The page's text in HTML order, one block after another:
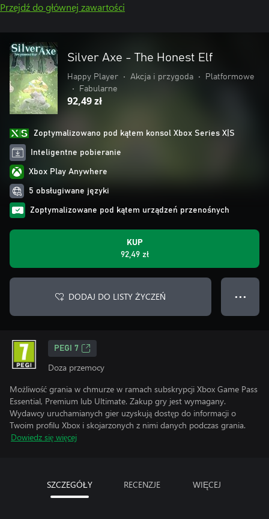
Przejdź do głównej zawartości
Silver Axe - The Honest Elf
Happy Player • Akcja i przygoda •
Platformowe
•
Fabularne
92,49 zł
Zoptymalizowano pod kątem konsol Xbox Series X|S
Inteligentne pobieranie
Xbox Play Anywhere
5 obsługiwane języki
Zoptymalizowane pod kątem urządzeń przenośnych
KUP
92,49 zł
DODAJ DO LISTY ŻYCZEŃ ● ● ●
PEGI 7
Doza przemocy
Możliwość grania w chmurze w ramach subskrypcji Xbox Game Pass
Essential, Premium lub Ultimate. Zakup gry jest wymagany.
Wydawcy uruchamianych gier uzyskują dostęp do informacji o
Twoim profilu Xbox i skojarzonych z nimi danych podczas grania.
Dowiedz się więcej
SZCZEGÓŁY RECENZJE WIĘCEJ